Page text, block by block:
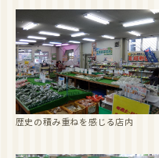
毎週土曜・日曜日はお米の特売
2016/4/1
お知らせ
「あんしん直売所」に仲間入り
これから季節のイベントや特産
歴史の積み重ねを感じる店内